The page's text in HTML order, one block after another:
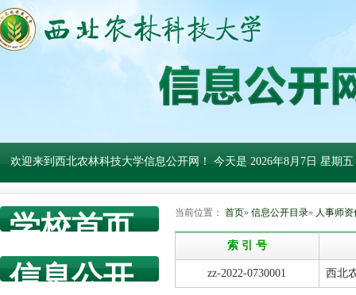
欢迎来到西北农林科技大学信息公开网！ 今天是 2026年8月7日 星期五
学校首页
信息公开
当前位置： 首页» 信息公开目录» 人事师
索 引 号
zz-2022-0730001 西北